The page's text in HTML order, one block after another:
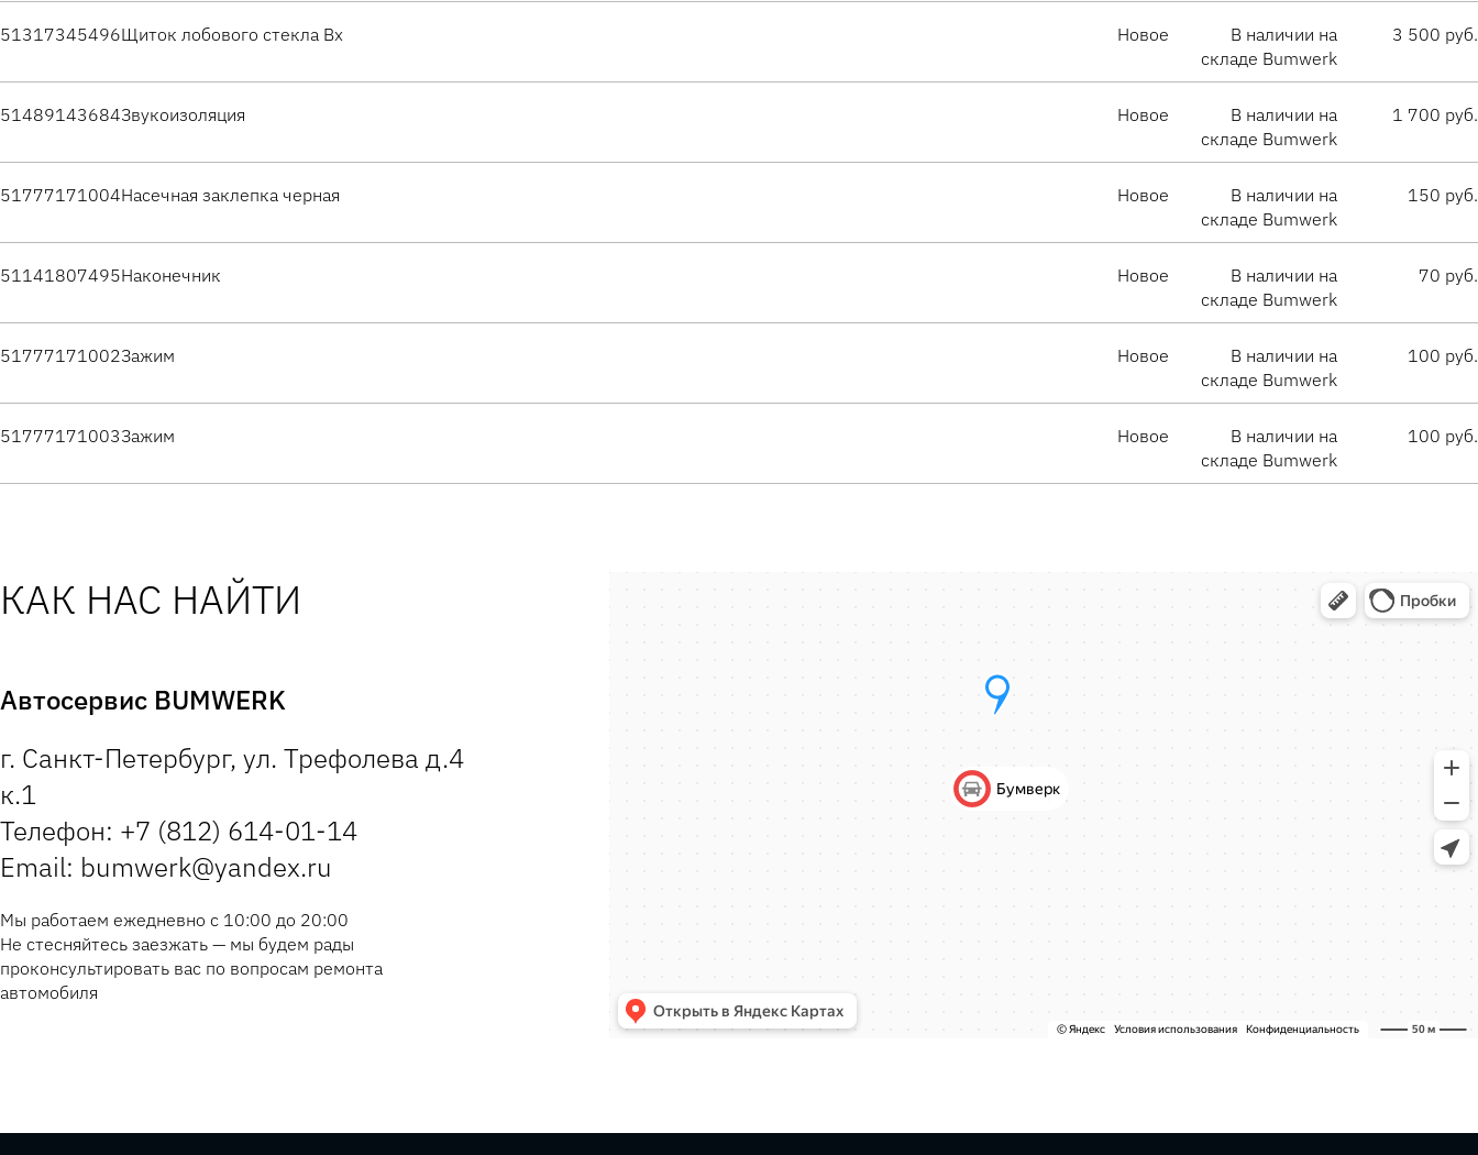
51317345496Щиток лобового стекла Вх Новое
В наличии на
складе Bumwerk
3 500 руб.
51489143684Звукоизоляция Новое
В наличии на
складе Bumwerk
1 700 руб.
51777171004Насечная заклепка черная Новое
В наличии на
складе Bumwerk
150 руб.
51141807495Наконечник Новое
В наличии на
складе Bumwerk
70 руб.
51777171002Зажим Новое
В наличии на
складе Bumwerk
100 руб.
51777171003Зажим Новое
В наличии на
складе Bumwerk
100 руб.
КАК НАС НАЙТИ
Автосервис BUMWERK
г. Санкт-Петербург, ул. Трефолева д.4
к.1
Телефон: +7 (812) 614-01-14
Email: bumwerk@yandex.ru
Мы работаем ежедневно с 10:00 до 20:00
Не стесняйтесь заезжать — мы будем рады
проконсультировать вас по вопросам ремонта
автомобиля